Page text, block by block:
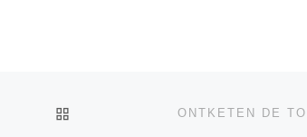
TERUG NAAR BERICHTENLIJST